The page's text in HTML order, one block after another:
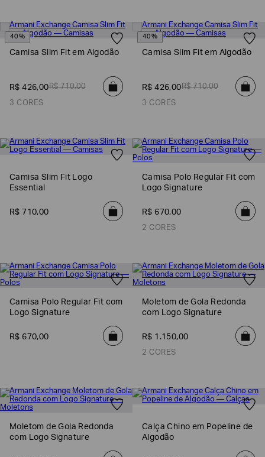
40%
Camisa Slim Fit em Algodão
R$ 426,00R$ 710,00
3 CORES
40%
Camisa Slim Fit em Algodão
R$ 426,00R$ 710,00
3 CORES
Camisa Slim Fit Logo
Essential
R$ 710,00
Camisa Polo Regular Fit com
Logo Signature
R$ 670,00
2 CORES
Camisa Polo Regular Fit com
Logo Signature
R$ 670,00
Moletom de Gola Redonda
com Logo Signature
R$ 1 .150,00
2 CORES
Moletom de Gola Redonda
com Logo Signature
Calça Chino em Popeline de
Algodão
Poderia
contar
NOME*
NASCIMENTO*
interessado
nas
Selecionar
todos
Armani